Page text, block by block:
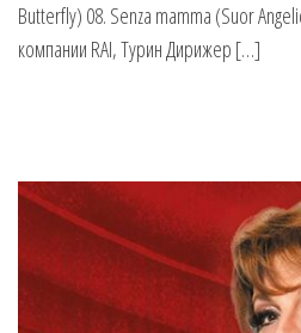
Butterfly) 08. Senza mamma (Suor
компании RAI, Турин Дирижер […]